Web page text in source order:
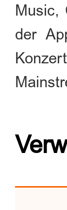
Music,
der